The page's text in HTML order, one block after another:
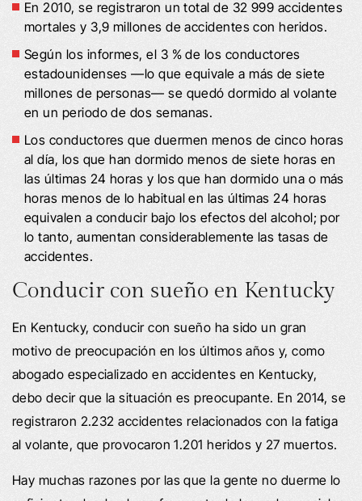
En 2010, se registraron un total de 32 999 accidentes
mortales y 3,9 millones de accidentes con heridos.
Según los informes, el 3 % de los conductores
estadounidenses —lo que equivale a más de siete
millones de personas— se quedó dormido al volante
en un periodo de dos semanas.
Los conductores que duermen menos de cinco horas
al día, los que han dormido menos de siete horas en
las últimas 24 horas y los que han dormido una o más
horas menos de lo habitual en las últimas 24 horas
equivalen a conducir bajo los efectos del alcohol; por
lo tanto, aumentan considerablemente las tasas de
accidentes.
Conducir con sueño en Kentucky
En Kentucky, conducir con sueño ha sido un gran
motivo de preocupación en los últimos años y, como
abogado especializado en accidentes en Kentucky,
debo decir que la situación es preocupante. En 2014, se
registraron 2.232 accidentes relacionados con la fatiga
al volante, que provocaron 1.201 heridos y 27 muertos.
Hay muchas razones por las que la gente no duerme lo